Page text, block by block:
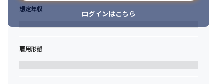
・生成AI、RAG、AI Agent、業務自動化などへの関心
・OpenAI API、Claude、Amazon Bedrock、LangChain、
・要件整理、仕様検討、設計レビュー、顧客折衝など上流工程の
ログインはこちら
想定年収
雇用形態